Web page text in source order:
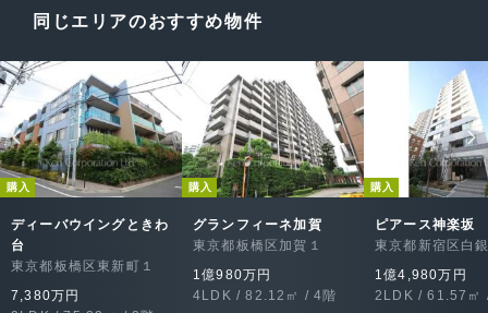
同じエリアのおすすめ物件
購入
ディーバウイングときわ
台
東京都板橋区東新町１
7,380万円
購入
グランフィーネ加賀
東京都板橋区加賀１
1億980万円
4LDK / 82.12㎡ / 4階
購入
ピアース神楽坂
東京都新宿区白
1億4,980万円
2LDK / 61.57㎡